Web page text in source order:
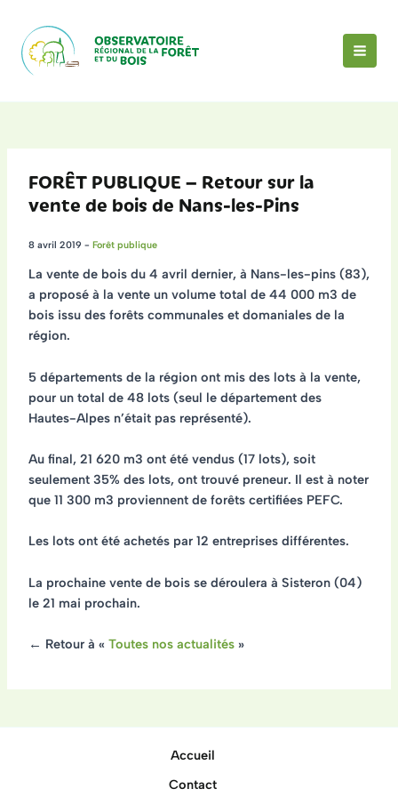
contenu
FORÊT PUBLIQUE – Retour sur la
vente de bois de Nans-les-Pins
8 avril 2019 - Forêt publique
La vente de bois du 4 avril dernier, à Nans-les-pins (83),
a proposé à la vente un volume total de 44 000 m3 de
bois issu des forêts communales et domaniales de la
région.
5 départements de la région ont mis des lots à la vente,
pour un total de 48 lots (seul le département des
Hautes-Alpes n’était pas représenté).
Au final, 21 620 m3 ont été vendus (17 lots), soit
seulement 35% des lots, ont trouvé preneur. Il est à noter
que 11 300 m3 proviennent de forêts certifiées PEFC.
Les lots ont été achetés par 12 entreprises différentes.
La prochaine vente de bois se déroulera à Sisteron (04)
le 21 mai prochain.
← Retour à « Toutes nos actualités»
Accueil
Contact